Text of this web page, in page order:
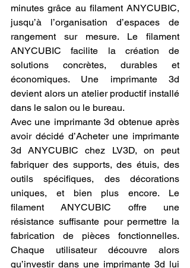
minutes grâce au filament ANYCUBIC,
jusqu’à l’organisation d’espaces de
rangement sur mesure. Le filament
ANYCUBIC facilite la création de
solutions concrètes, durables et
économiques. Une imprimante 3d
devient alors un atelier productif installé
dans le salon ou le bureau.
Avec une imprimante 3d obtenue après
avoir décidé d’Acheter une imprimante
3d ANYCUBIC chez LV3D, on peut
fabriquer des supports, des étuis, des
outils spécifiques, des décorations
uniques, et bien plus encore. Le
filament ANYCUBIC offre une
résistance suffisante pour permettre la
fabrication de pièces fonctionnelles.
Chaque utilisateur découvre alors
qu’investir dans une imprimante 3d lui